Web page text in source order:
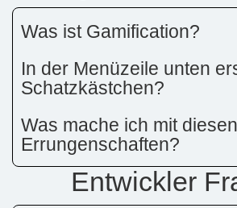
Was ist Gamification?
In der Menüzeile unten
Schatzkästchen?
Was mache ich mit diesen
Errungenschaften?
Entwickler